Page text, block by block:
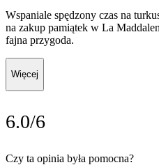
Wspaniale spędzony czas na
na zakup pamiątek w La
fajna przygoda.
Więcej
6.0/6
Czy ta opinia była pomocna?